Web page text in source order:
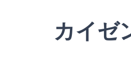
カイゼ